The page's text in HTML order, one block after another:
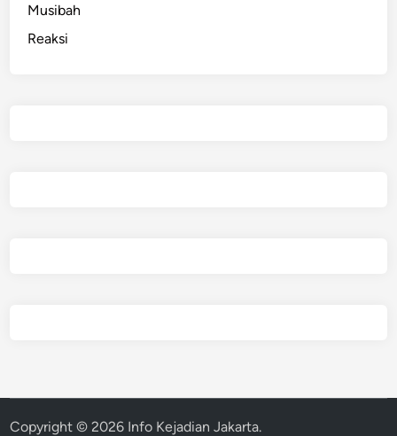
Musibah
Reaksi
Copyright © 2026 Info Kejadian Jakarta.